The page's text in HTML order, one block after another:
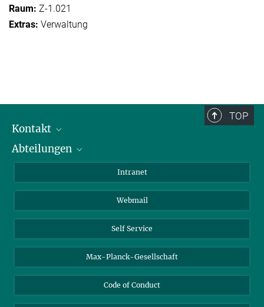
Z-1.021
Verwaltung
TOP
Kontakt
Mitarbeiterverzeichnis
Abteilungen
Biomolekulare Systeme
Kolloidchemie
Nachhaltige und Bio-inspirierte Materialien
Intranet
Webmail
Self Service
Max-Planck-Gesellschaft
Code of Conduct